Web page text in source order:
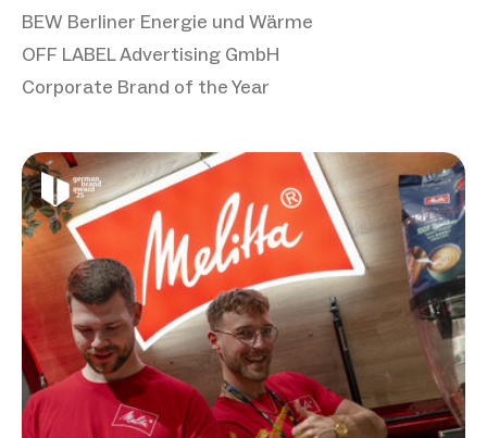
BEW Berliner Energie und Wärme
OFF LABEL Advertising GmbH
Corporate Brand of the Year